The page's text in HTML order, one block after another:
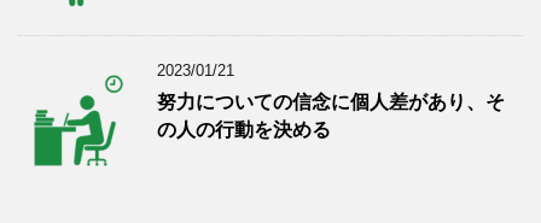
2023/01/21
努力についての信念に個人差があり、そ
の人の行動を決める